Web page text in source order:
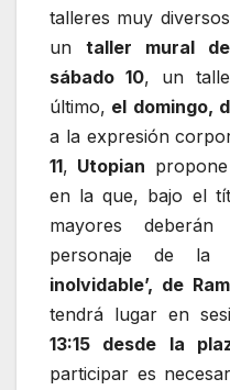
talleres muy
untaller mural
sábado 10, un
último, el domingo,
a la expresión
11, Utopian
en la que, bajo el
mayores
personaje de la
inolvidable’, de
tendrá lugar en
13:15 desde la
participar es